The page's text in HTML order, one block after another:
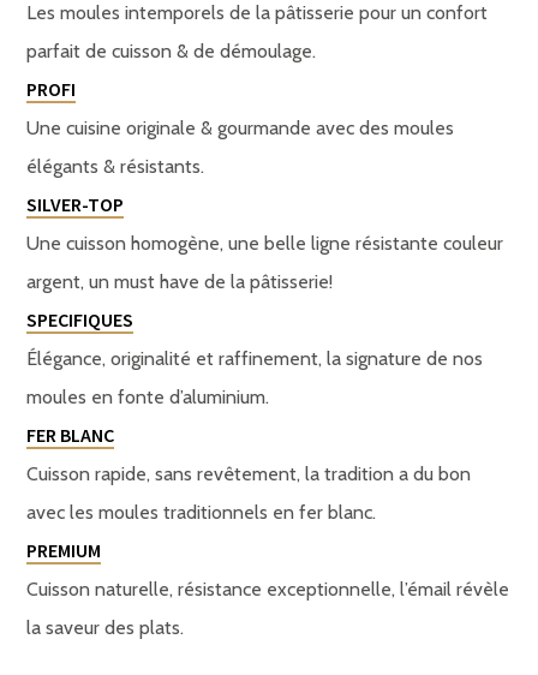
Les moules intemporels de la pâtisserie pour un confort
parfait de cuisson & de démoulage.
PROFI
Une cuisine originale & gourmande avec des moules
élégants & résistants.
SILVER-TOP
Une cuisson homogène, une belle ligne résistante couleur
argent, un must have de la pâtisserie!
SPECIFIQUES
Élégance, originalité et raffinement, la signature de nos
moules en fonte d’aluminium.
FER BLANC
Cuisson rapide, sans revêtement, la tradition a du bon
avec les moules traditionnels en fer blanc.
PREMIUM
Cuisson naturelle, résistance exceptionnelle, l’émail révèle
la saveur des plats.